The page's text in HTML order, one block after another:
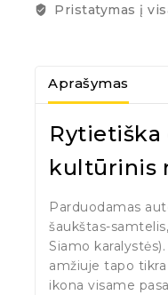
Pristatymas į
Aprašymas
kultūrinis
Parduodamas
šaukštas-
Siamo
amžiuje tapo
ikona visame